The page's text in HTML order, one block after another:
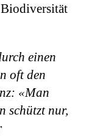
einen
oft den
«Man
schützt nur,